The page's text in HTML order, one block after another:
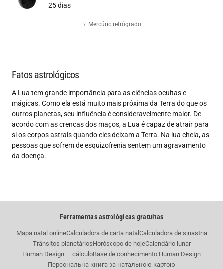
25 dias
☿ Mercúrio retrógrado
Fatos astrológicos
A Lua tem grande importância para as ciências ocultas e
mágicas. Como ela está muito mais próxima da Terra do que os
outros planetas, seu influência é consideravelmente maior. De
acordo com as crenças dos magos, a Lua é capaz de atrair para
si os corpos astrais quando eles deixam a Terra. Na lua cheia, as
pessoas que sofrem de esquizofrenia sentem um agravamento
da doença.
Ferramentas astrológicas gratuitas
Mapa natal onlineCalculadora de carta natal Calculadora de sinastria
Trânsitos planetáriosHoróscopo de hojeCalendário lunar
Human Design — cálculoBase de conhecimento Human Design
Персональна книга за натальною картою